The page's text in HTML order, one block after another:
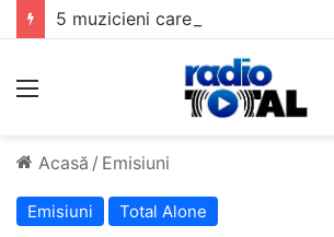
Meniu
Acasă / Emisiuni
Emisiuni Total Alone